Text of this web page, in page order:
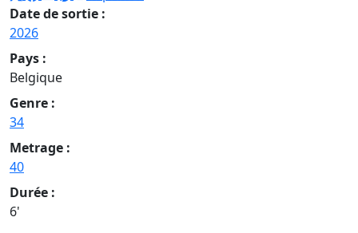
Date de sortie :
2026
Pays :
Belgique
Genre :
34
Metrage :
40
Durée :
6'